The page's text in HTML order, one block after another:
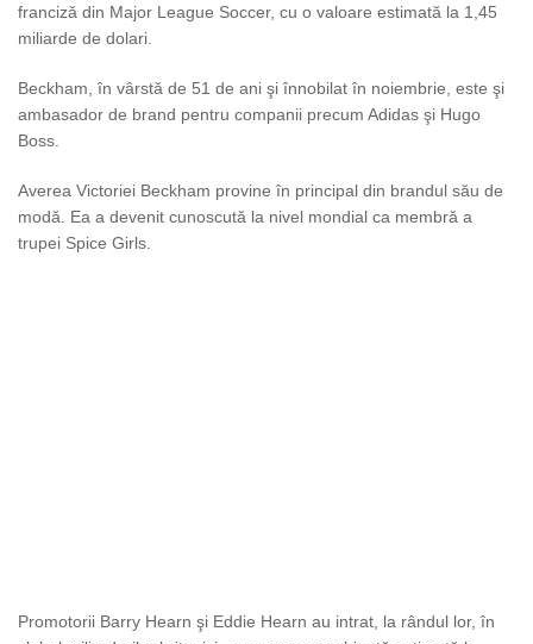
franciză din Major League Soccer, cu o valoare estimată la 1,45
miliarde de dolari.
Beckham, în vârstă de 51 de ani şi înnobilat în noiembrie, este şi
ambasador de brand pentru companii precum Adidas şi Hugo
Boss.
Averea Victoriei Beckham provine în principal din brandul său de
modă. Ea a devenit cunoscută la nivel mondial ca membră a
trupei Spice Girls.
Promotorii Barry Hearn şi Eddie Hearn au intrat, la rândul lor, în